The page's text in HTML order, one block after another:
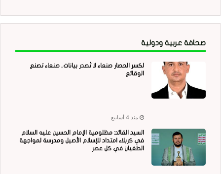
صحافة عربية ودولية
لكسر الحصار صنعاء لا تُصدر بيانات.. صنعاء تصنع
الوقائع
منذ 4 أسابيع
السيد القائد: مظلومية الإمام الحسين عليه السلام
في كربلاء امتداد للإسلام الأصيل ومدرسة لمواجهة
الطغيان في كل عصر